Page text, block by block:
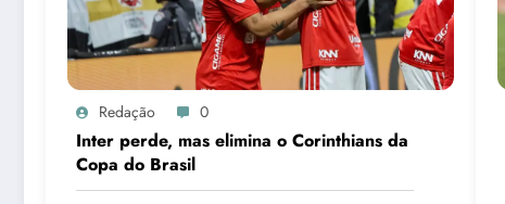
Redação 0
Inter perde, mas elimina o Corinthians da
Copa do Brasil